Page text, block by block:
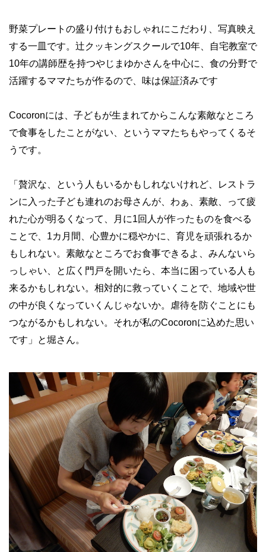
野菜プレートの盛り付けもおしゃれにこだわり、写真映え
する一皿です。辻クッキングスクールで10年、自宅教室で
10年の講師歴を持つやじまゆかさんを中心に、食の分野で
活躍するママたちが作るので、味は保証済みです
Cocoronには、子どもが生まれてからこんな素敵なところ
で食事をしたことがない、というママたちもやってくるそ
うです。
「贅沢な、という人もいるかもしれないけれど、レストラ
ンに入った子ども連れのお母さんが、わぁ、素敵、って疲
れた心が明るくなって、月に1回人が作ったものを食べる
ことで、 1カ月間、心豊かに穏やかに、育児を頑張れるか
もしれない。素敵なところでお食事できるよ、みんないら
っしゃい、と広く門戸を開いたら、本当に困っている人も
来るかもしれない。相対的に救っていくことで、地域や世
の中が良くなっていくんじゃないか。虐待を防ぐことにも
つながるかもしれない。それが私のCocoronに込めた思い
です」と堀さん。